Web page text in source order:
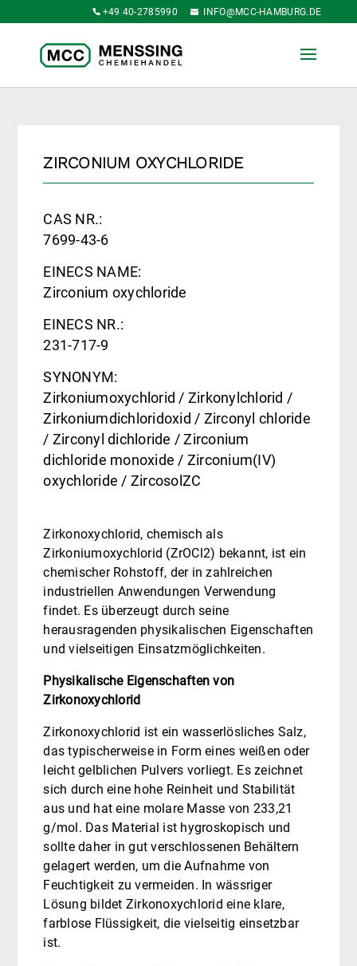
+49 40-2785990 INFO@MCC-HAMBURG.DE
ZIRCONIUM OXYCHLORIDE
CAS NR.:
7699-43-6
EINECS NAME:
Zirconium oxychloride
EINECS NR.:
231-717-9
SYNONYM:
Zirkoniumoxychlorid / Zirkonylchlorid /
Zirkoniumdichloridoxid / Zirconyl chloride
/ Zirconyl dichloride / Zirconium
dichloride monoxide / Zirconium(IV)
oxychloride / ZircosolZC
Zirkonoxychlorid, chemisch als
Zirkoniumoxychlorid (ZrOCl2) bekannt, ist ein
chemischer Rohstoff, der in zahlreichen
industriellen Anwendungen Verwendung
findet. Es überzeugt durch seine
herausragenden physikalischen Eigenschaften
und vielseitigen Einsatzmöglichkeiten.
Physikalische Eigenschaften von
Zirkonoxychlorid
Zirkonoxychlorid ist ein wasserlösliches Salz,
das typischerweise in Form eines weißen oder
leicht gelblichen Pulvers vorliegt. Es zeichnet
sich durch eine hohe Reinheit und Stabilität
aus und hat eine molare Masse von 233,21
g/mol. Das Material ist hygroskopisch und
sollte daher in gut verschlossenen Behältern
gelagert werden, um die Aufnahme von
Feuchtigkeit zu vermeiden. In wässriger
Lösung bildet Zirkonoxychlorid eine klare,
farblose Flüssigkeit, die vielseitig einsetzbar
ist.